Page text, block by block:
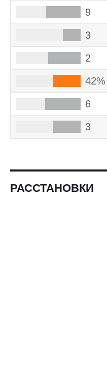
9
3
2
42%
6
3
РАССТАНОВКИ